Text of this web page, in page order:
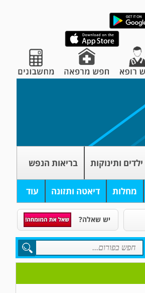
ילדים ותינוקות בריאות הנפש
מחלות דיאטה ותזונה עוד
יש שאלה?